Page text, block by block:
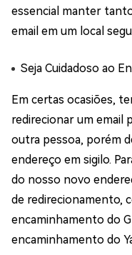
essencial manter
email em um local
Seja Cuidadoso ao
Em certas ocasiões,
redirecionar um email
outra pessoa, porém
endereço em sigilo.
do nosso novo
de redirecionamento,
encaminhamento do
encaminhamento do